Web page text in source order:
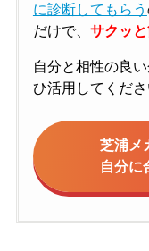
に診断してもらう
だけで、 サクッ
自分と相性の良
ひ活用してくださ
芝浦メ
自分に